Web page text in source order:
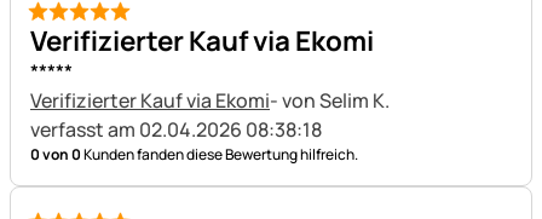
5 von 5
Verifizierter Kauf via Ekomi
*****
Verifizierter Kauf via Ekomi- von Selim K.
verfasst am 02.04.2026 08:38:18
0 von 0Kunden fanden diese Bewertung hilfreich.